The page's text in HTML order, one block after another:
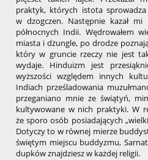
praktyk, których istota
w dzogczen. Następnie kazał
północnych Indii. Wędrowałem
miasta i dżungle, po drodze
który w gruncie rzeczy nie jest
wydaje. Hinduizm jest
wyższości względem innych
Indiach prześladowania
przeganiano mnie ze świątyń,
kultywowane w nich praktyki. W
że sporo osób posiadających
Dotyczy to w równej mierze
świętym miejscu buddyzmu,
dupków znajdziesz w każdej religii.